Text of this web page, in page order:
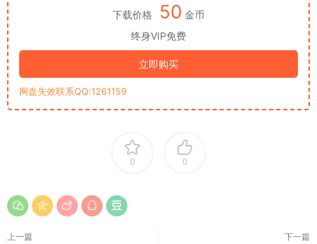
下载价格 50 金币
终身VIP免费
立即购买
网盘失效联系QQ:1261159
0 0
上一篇 下一篇